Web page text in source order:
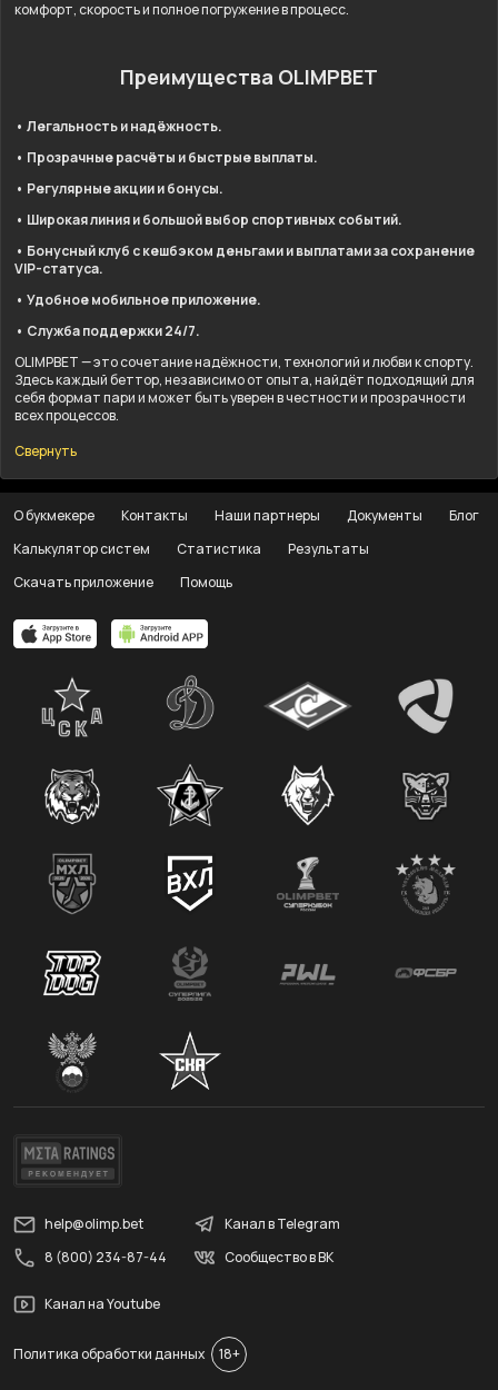
комфорт, скорость и полное погружение в процесс.
Преимущества OLIMPBET
• Легальность и надёжность.
• Прозрачные расчёты и быстрые выплаты.
• Регулярные акции и бонусы.
• Широкая линия и большой выбор спортивных событий.
• Бонусный клуб с кешбэком деньгами и выплатами за сохранение
VIP-статуса.
• Удобное мобильное приложение.
• Служба поддержки 24/7.
OLIMPBET — это сочетание надёжности, технологий и любви к спорту.
Здесь каждый беттор, независимо от опыта, найдёт подходящий для
себя формат пари и может быть уверен в честности и прозрачности
всех процессов.
Свернуть
О букмекере Контакты Наши партнеры Документы
Блог
Калькулятор систем
Статистика
Результаты
Скачать приложение
Помощь
help@olimp.bet
8 (800) 234-87-44
Канал в Telegram
Сообщество в ВК
Канал на Youtube
Политика обработки данных 18+